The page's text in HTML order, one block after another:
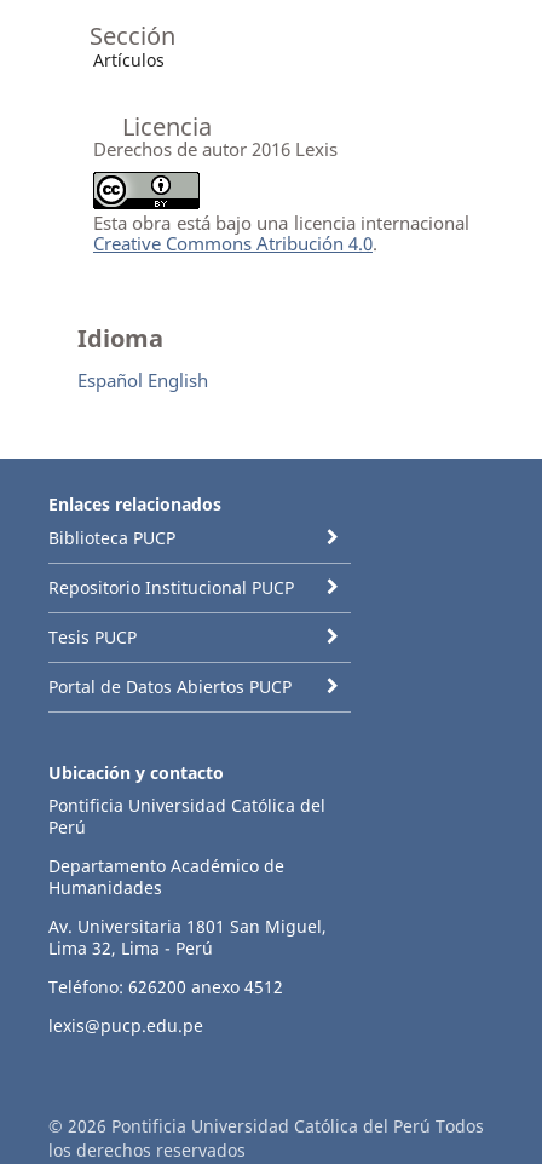
Sección
Artículos
Licencia
Derechos de autor 2016 Lexis
Esta obra está bajo una licencia internacional
Creative Commons Atribución 4.0.
Idioma
Español English
Enlaces relacionados
Biblioteca PUCP
Repositorio Institucional PUCP
Tesis PUCP
Portal de Datos Abiertos PUCP
Ubicación y contacto
Pontificia Universidad Católica del
Perú
Departamento Académico de
Humanidades
Av. Universitaria 1801 San Miguel,
Lima 32, Lima - Perú
Teléfono: 626200 anexo 4512
lexis@pucp.edu.pe
© 2026 Pontificia Universidad Católica del Perú Todos
los derechos reservados